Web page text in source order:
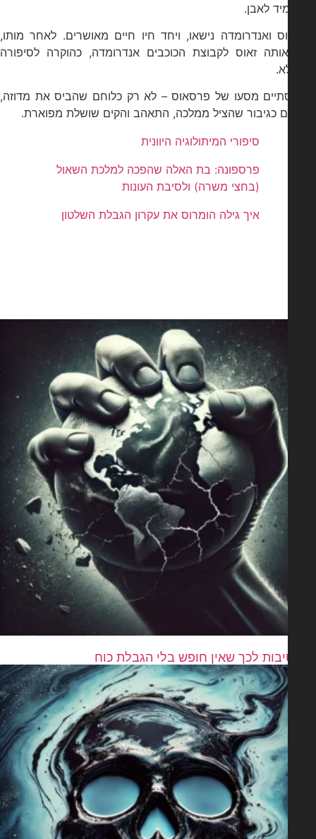
לאבן.
ואנדרומדה נישאו, ויחד חיו חיים מאושרים. לאחר מותו,
זאוס לקבוצת הכוכבים אנדרומדה, כהוקרה לסיפורה
מסעו של פרסאוס – לא רק כלוחם שהביס את מדוזה,
כגיבור שהציל ממלכה, התאהב והקים שושלת מפוארת.
סיפורי המיתולוגיה היוונית
פרספונה: בת האלה שהפכה למלכת השאול
(בחצי משרה) ולסיבת העונות
איך גילה הומרוס את עקרון הגבלת השלטון
לכך שאין חופש בלי הגבלת כוח